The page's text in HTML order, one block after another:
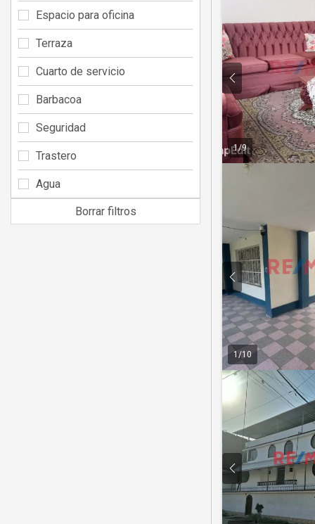
1/9
1/10
Espacio para oficina
Terraza
Cuarto de servicio
Barbacoa
Seguridad
Trastero
Agua
Borrar filtros